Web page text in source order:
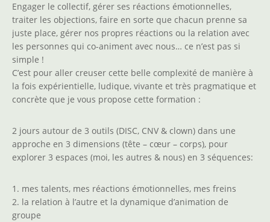
Engager le collectif, gérer ses réactions émotionnelles,
traiter les objections, faire en sorte que chacun prenne sa
juste place, gérer nos propres réactions ou la relation avec
les personnes qui co-animent avec nous… ce n’est pas si
simple !
C’est pour aller creuser cette belle complexité de manière à
la fois expérientielle, ludique, vivante et très pragmatique et
concrète que je vous propose cette formation :
2 jours autour de 3 outils (DISC, CNV & clown) dans une
approche en 3 dimensions (tête – cœur – corps), pour
explorer 3 espaces (moi, les autres & nous) en 3 séquences:
1. mes talents, mes réactions émotionnelles, mes freins
2. la relation à l’autre et la dynamique d’animation de
groupe